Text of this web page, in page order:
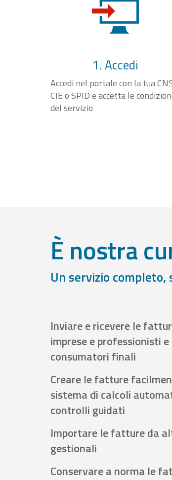
1. Accedi
Accedi nel portale con la tua
CIE o SPID e accetta le
del servizio
È nostra
Un servizio
Inviare e ricevere le
imprese e professionisti e
consumatori finali
Creare le fatture
sistema di calcoli
controlli guidati
Importare le fatture da
gestionali
Conservare a norma le